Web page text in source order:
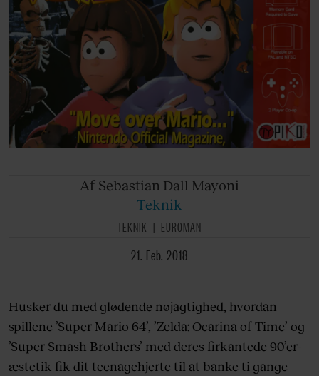
Af Sebastian Dall Mayoni
Teknik
TEKNIK
EUROMAN
21. Feb. 2018
Husker du med glødende nøjagtighed, hvordan
spillene ’Super Mario 64’, ’Zelda: Ocarina of Time’ og
’Super Smash Brothers’ med deres firkantede 90’er-
æstetik fik dit teenagehjerte til at banke ti gange